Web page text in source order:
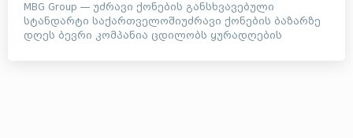
MBG Group — უძრავი ქონების განსხვავებული
სტანდარტი საქართველოშიუძრავი ქონების ბაზარზე
დღეს ბევრი კომპანია ცდილობს ყურადღების